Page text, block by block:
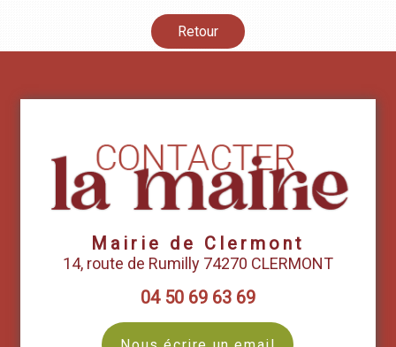
Retour
Mairie de Clermont
14, route de Rumilly 74270 CLERMONT
04 50 69 63 69